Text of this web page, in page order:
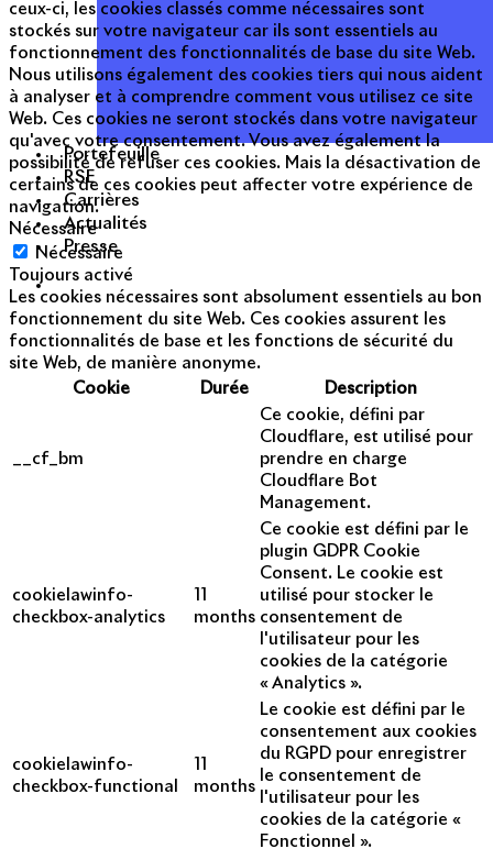
Portefeuille
RSE
Carrières
Actualités
Presse
ceux-ci, les cookies classés comme nécessaires sont
stockés sur votre navigateur car ils sont essentiels au
fonctionnement des fonctionnalités de base du site Web.
Nous utilisons également des cookies tiers qui nous aident
à analyser et à comprendre comment vous utilisez ce site
Web. Ces cookies ne seront stockés dans votre navigateur
qu'avec votre consentement. Vous avez également la
possibilité de refuser ces cookies. Mais la désactivation de
certains de ces cookies peut affecter votre expérience de
navigation.
Nécessaire
Nécessaire
Toujours activé
Les cookies nécessaires sont absolument essentiels au bon
fonctionnement du site Web. Ces cookies assurent les
fonctionnalités de base et les fonctions de sécurité du
site Web, de manière anonyme.
Cookie
Durée Description
__cf_bm
Ce cookie, défini par
Cloudflare, est utilisé pour
prendre en charge
Cloudflare Bot
Management.
cookielawinfo-
checkbox-analytics
months
Ce cookie est défini par le
plugin GDPR Cookie
Consent. Le cookie est
utilisé pour stocker le
consentement de
l'utilisateur pour les
cookies de la catégorie
« Analytics ».
cookielawinfo-
checkbox-functional
months
Le cookie est défini par le
consentement aux cookies
du RGPD pour enregistrer
le consentement de
l'utilisateur pour les
cookies de la catégorie «
Fonctionnel ».